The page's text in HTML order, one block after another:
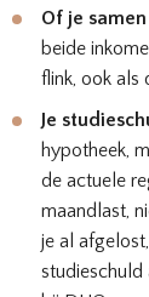
Of je
beide
flink, ook als
Je
hypotheek,
de actuele
maandlast,
je al
studieschuld